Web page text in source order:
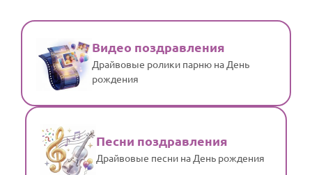
Видео поздравления
Драйвовые ролики парню на День
рождения
Песни поздравления
Драйвовые песни на День рождения